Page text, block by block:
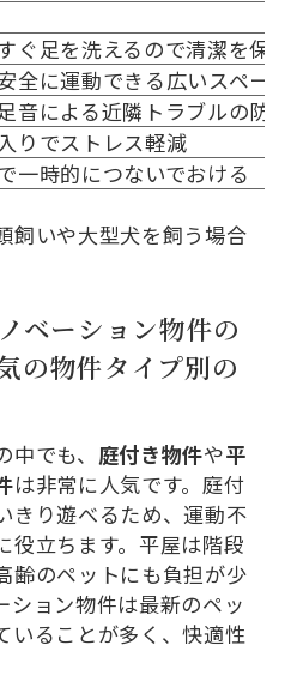
ぐ足を洗えるので清潔を保
全に運動できる広いスペース
音による近隣トラブルの防止
りでストレス軽減
一時的につないでおける
飼いや大型犬を飼う場合
ベーション物件の
の物件タイプ別の
でも、 庭付き物件や平
は非常に人気です。庭付
きり遊べるため、運動不
役立ちます。平屋は階段
齢のペットにも負担が少
ション物件は最新のペッ
いることが多く、快適性